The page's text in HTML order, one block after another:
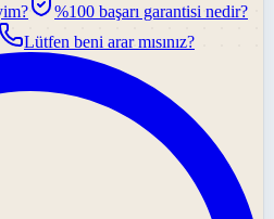
%100 başarı garantisi nedir?
Lütfen beni arar mısınız?